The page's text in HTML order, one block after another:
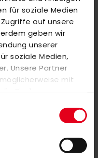
für soziale Medien
auf unsere
geben wir
unserer
soziale Medien,
Unsere Partner
mit
Sie ihnen
haben.
all
Black